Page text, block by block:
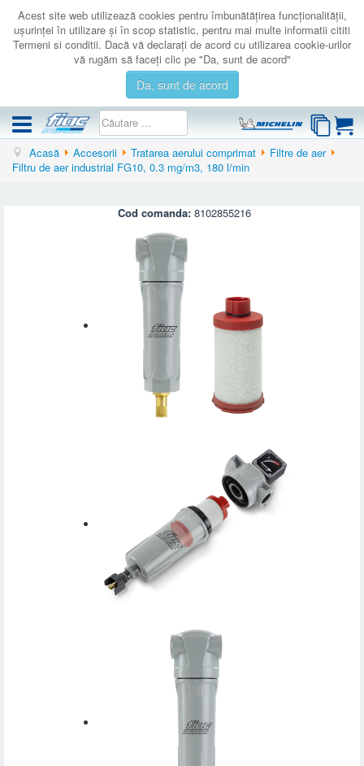
Acest site web utilizează cookies pentru îmbunătăţirea funcţionalităţii,
uşurinţei în utilizare şi în scop statistic, pentru mai multe informatii cititi
Termeni si conditii. Dacă vă declaraţi de acord cu utilizarea cookie-urilor
vă rugăm să faceţi clic pe "Da, sunt de acord"
Da, sunt de acord
COMPRESOARE
Acasă Accesorii Tratarea aerului comprimat
Filtre de aer
Filtru de aer industrial FG10, 0.3 mg/m3, 180 l/min
Cod comanda: 8102855216